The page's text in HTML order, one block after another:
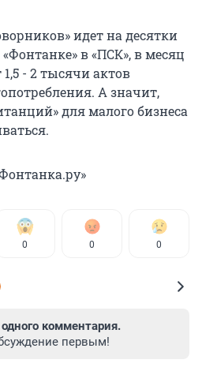
идет на десятки
в «ПСК», в месяц
- 2 тысячи актов
А значит,
для малого бизнеса
0 0 0
комментария.
первым!